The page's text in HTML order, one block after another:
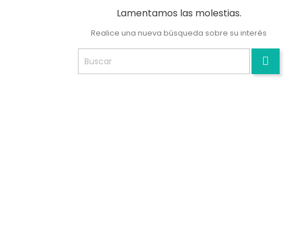
Lamentamos las molestias.
Realice una nueva búsqueda sobre su interés